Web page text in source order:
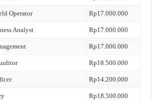
Operator Rp17.000.000
Analyst Rp17.000.000
Rp17.000.000
Rp18.500.000
Rp14.200.000
Rp18.500.000